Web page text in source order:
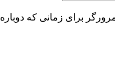
برای زمانی که